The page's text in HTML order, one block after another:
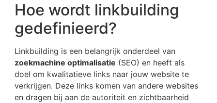
Hoe wordt linkbuilding
gedefinieerd?
Linkbuilding is een belangrijk onderdeel van
zoekmachine optimalisatie (SEO) en heeft als
doel om kwalitatieve links naar jouw website te
verkrijgen. Deze links komen van andere websites
en dragen bij aan de autoriteit en zichtbaarheid